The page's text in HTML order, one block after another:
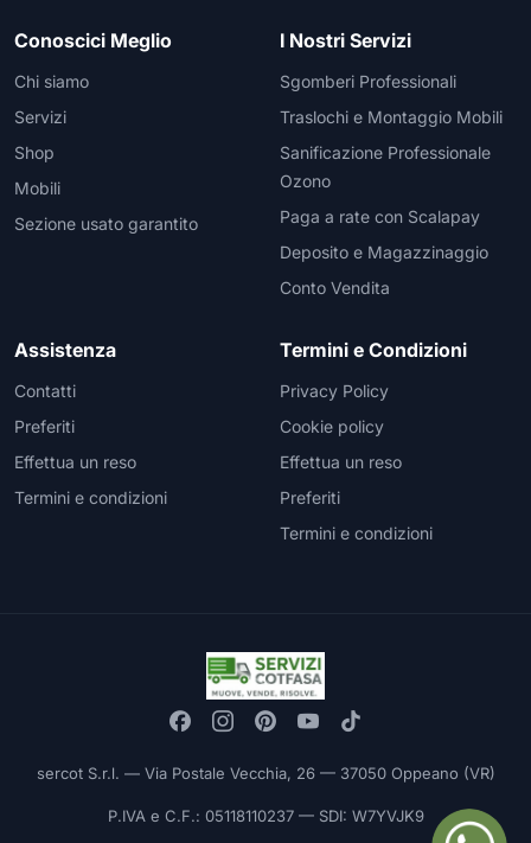
Conoscici Meglio
Chi siamo
Servizi
Shop
Mobili
Sezione usato garantito
I Nostri Servizi
Sgomberi Professionali
Traslochi e Montaggio Mobili
Sanificazione Professionale
Ozono
Paga a rate con Scalapay
Deposito e Magazzinaggio
Conto Vendita
Assistenza
Contatti
Preferiti
Effettua un reso
Termini e condizioni
Termini e Condizioni
Privacy Policy
Cookie policy
Effettua un reso
Preferiti
Termini e condizioni
sercot S.r.l. — Via Postale Vecchia, 26 — 37050 Oppeano (VR)
P.IVA e C.F.: 05118110237 — SDI: W7YVJK9